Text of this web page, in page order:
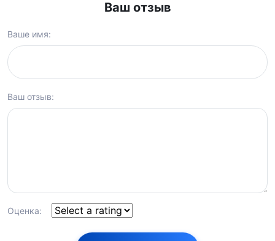
Ваш отзыв
Ваше имя:
Ваш отзыв:
Оценка: